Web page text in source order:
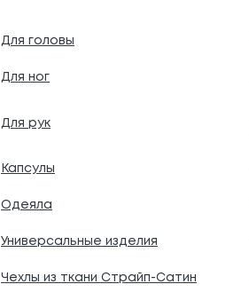
Для головы
Для ног
Для рук
Капсулы
Одеяла
Универсальные изделия
Чехлы из ткани Страйп-Сатин